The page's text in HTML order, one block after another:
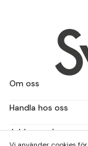
Om oss
Handla hos oss
Jobba med oss